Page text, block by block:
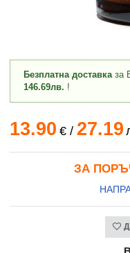
Безплатна доставказа
146.69лв. !
13.90 €/ 27.19
ЗА